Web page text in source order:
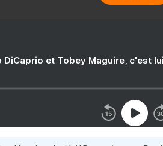
DiCaprio et Tobey Maguire, c'est